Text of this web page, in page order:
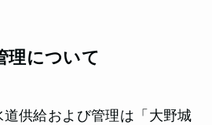
理について
供給および管理は「大野城